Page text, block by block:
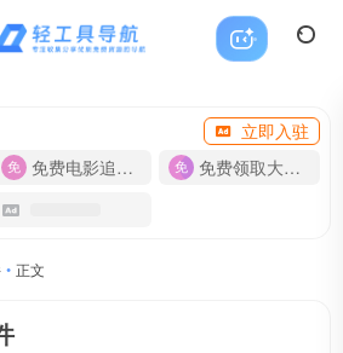
立即入驻
免费电影追剧APP 免费领取大流量卡【500G】
• 正文